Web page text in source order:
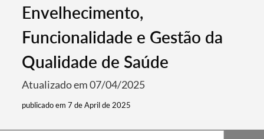
Envelhecimento,
Funcionalidade e Gestão da
Qualidade de Saúde
Atualizado em 07/04/2025
publicado em 7 de April de 2025